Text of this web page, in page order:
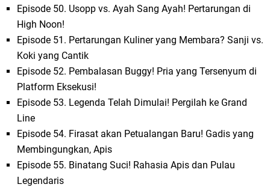
Episode 50. Usopp vs. Ayah Sang Ayah! Pertarungan di
High Noon!
Episode 51. Pertarungan Kuliner yang Membara? Sanji vs.
Koki yang Cantik
Episode 52. Pembalasan Buggy! Pria yang Tersenyum di
Platform Eksekusi!
Episode 53. Legenda Telah Dimulai! Pergilah ke Grand
Line
Episode 54. Firasat akan Petualangan Baru! Gadis yang
Membingungkan, Apis
Episode 55. Binatang Suci! Rahasia Apis dan Pulau
Legendaris